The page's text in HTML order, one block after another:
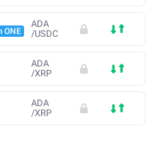
ONE
ADA
/USDC
ADA
/XRP
ADA
/XRP